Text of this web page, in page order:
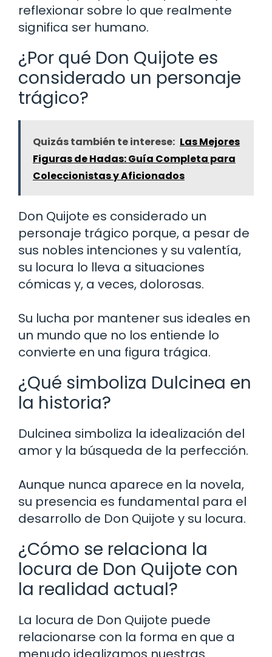
reflexionar sobre lo que realmente
significa ser humano.
¿Por qué Don Quijote es
considerado un personaje
trágico?
Quizás también te interese: Las Mejores
Figuras de Hadas: Guía Completa para
Coleccionistas y Aficionados
Don Quijote es considerado un
personaje trágico porque, a pesar de
sus nobles intenciones y su valentía,
su locura lo lleva a situaciones
cómicas y, a veces, dolorosas.
Su lucha por mantener sus ideales en
un mundo que no los entiende lo
convierte en una figura trágica.
¿Qué simboliza Dulcinea en
la historia?
Dulcinea simboliza la idealización del
amor y la búsqueda de la perfección.
Aunque nunca aparece en la novela,
su presencia es fundamental para el
desarrollo de Don Quijote y su locura.
¿Cómo se relaciona la
locura de Don Quijote con
la realidad actual?
La locura de Don Quijote puede
relacionarse con la forma en que a